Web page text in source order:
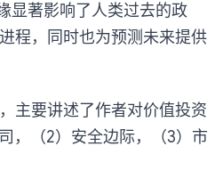
显著影响了人类过去的政
程，同时也为预测未来提供
主要讲述了作者对价值投资
，（2）安全边际，（3）市